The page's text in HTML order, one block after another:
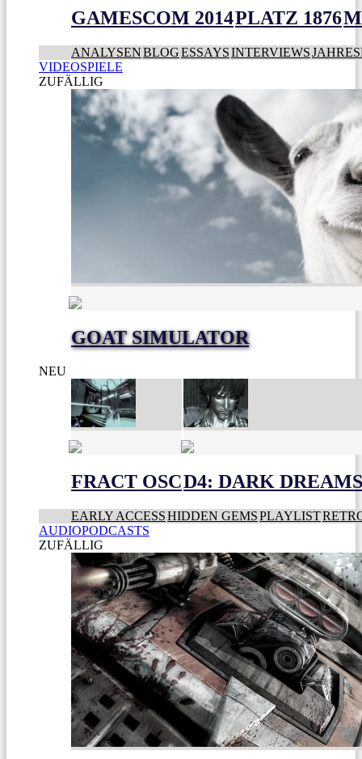
GAMESCOM 2014PLATZ 1876
ANALYSENBLOGESSAYSINTERVIEWS
VIDEOSPIELE
ZUFÄLLIG
GOAT SIMULATOR
NEU
FRACT OSCD4: DARK
EARLY ACCESSHIDDEN GEMSPLAYLIST
AUDIOPODCASTS
ZUFÄLLIG